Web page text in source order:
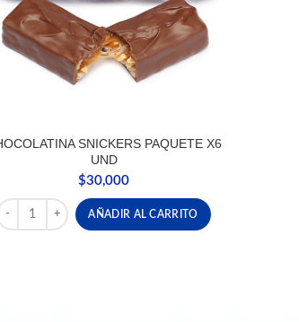
SNICKERS PAQUETE X6
UND
$30,000
SNICKERS PAQUETE X6 UND
AÑADIR AL CARRITO